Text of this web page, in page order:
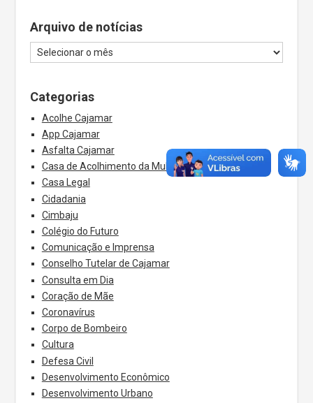
Arquivo de notícias
Categorias
Acolhe Cajamar
App Cajamar
Asfalta Cajamar
Casa de Acolhimento da Mulher
Casa Legal
Cidadania
Cimbaju
Colégio do Futuro
Comunicação e Imprensa
Conselho Tutelar de Cajamar
Consulta em Dia
Coração de Mãe
Coronavírus
Corpo de Bombeiro
Cultura
Defesa Civil
Desenvolvimento Econômico
Desenvolvimento Urbano